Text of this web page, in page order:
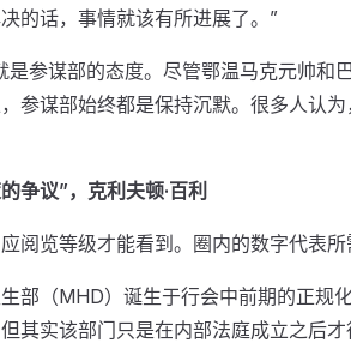
的话，事情就该有所进展了。”
是参谋部的态度。尽管鄂温马克元帅和
参谋部始终都是保持沉默。很多人认
议”，克利夫顿·百利
阅览等级才能看到。圈内的数字代表所
部（MHD）诞生于行会中前期的正规
其实该部门只是在内部法庭成立之后